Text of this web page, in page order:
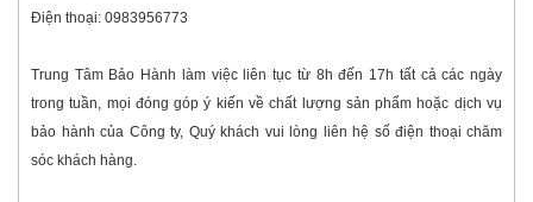
Điện thoại: 0983956773
Trung Tâm Bảo Hành làm việc liên tục từ 8h đến 17h tất cả các ngày
trong tuần, mọi đóng góp ý kiến về chất lượng sản phẩm hoặc dịch vụ
bảo hành của Công ty, Quý khách vui lòng liên hệ số điện thoại chăm
sóc khách hàng.